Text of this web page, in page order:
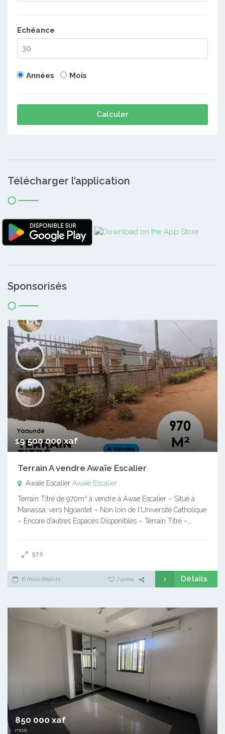
Echéance
Années Mois
Calculer
Télécharger l’application
Sponsorisés
19 500 000 xaf
Terrain A vendre Awaïe Escalier
Awaïe Escalier Awaïe Escalier
Terrain Titré de 970m² à vendre à Awae Escalier – Situé à
Manassa, vers Ngoantet – Non loin de l’Université Catholique
– Encore d’autres Espaces Disponibles – Terrain Titré –…
970
6 mois depuis J'aime Détails
850 000 xaf
mois